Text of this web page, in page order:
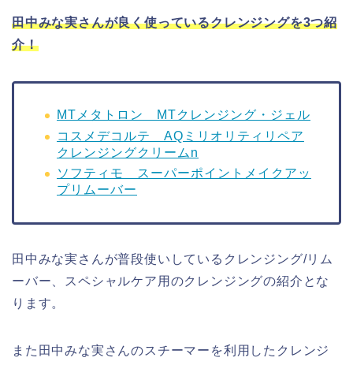
田中みな実さんが良く使っているクレンジングを3つ紹
介！
MTメタトロン MTクレンジング・ジェル
コスメデコルテ AQミリオリティリペア
クレンジングクリームn
ソフティモ スーパーポイントメイクアッ
プリムーバー
田中みな実さんが普段使いしているクレンジング/リム
ーバー、スペシャルケア用のクレンジングの紹介とな
ります。
また田中みな実さんのスチーマーを利用したクレンジ